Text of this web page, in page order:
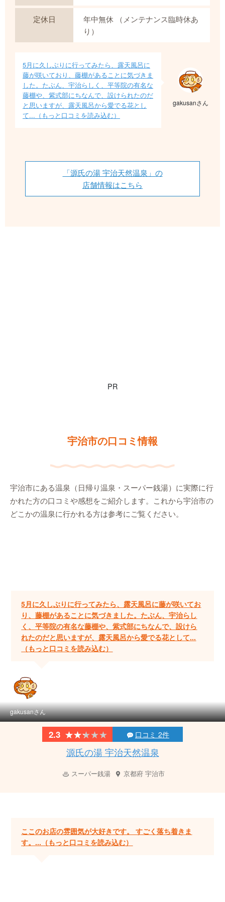
定休日
年中無休 （メンテナンス臨時休あ
り）
5月に久しぶりに行ってみたら、露天風呂に
藤が咲いており、藤棚があることに気づきま
した。たぶん、宇治らしく、平等院の有名な
藤棚や、紫式部にちなんで、設けられたのだ
と思いますが、露天風呂から愛でる花とし
て...（もっと口コミを読み込む）
gakusanさん
「源氏の湯 宇治天然温泉」の
店舗情報はこちら
PR
宇治市の口コミ情報
宇治市にある温泉（日帰り温泉・スーパー銭湯）に実際に行
かれた方の口コミや感想をご紹介します。これから宇治市の
どこかの温泉に行かれる方は参考にご覧ください。
5月に久しぶりに行ってみたら、露天風呂に藤が咲いてお
り、藤棚があることに気づきました。たぶん、宇治らし
く、平等院の有名な藤棚や、紫式部にちなんで、設けら
れたのだと思いますが、露天風呂から愛でる花として...
（もっと口コミを読み込む）
gakusanさん
2.3 ★★★★★
★★★★★ 口コミ 2件
源氏の湯 宇治天然温泉
スーパー銭湯 京都府 宇治市
ここのお店の雰囲気が大好きです。 すごく落ち着きま
す。...（もっと口コミを読み込む）